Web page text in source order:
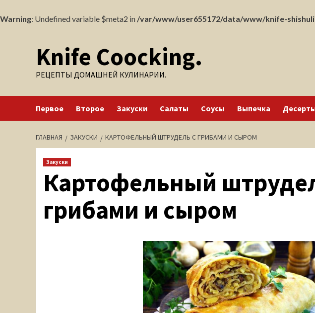
Warning: Undefined variable $meta2 in /var/www/user655172/data/www/knife-
содержимомуKnife Coocking.
РЕЦЕПТЫ ДОМАШНЕЙ КУЛИНАРИИ.
Первое Второе Закуски Салаты Соусы Выпечка
ГЛАВНАЯ ЗАКУСКИ КАРТОФЕЛЬНЫЙ ШТРУДЕЛЬ С ГРИБАМИ И СЫРОМ
Закуски
Картофельный
грибами и сыром